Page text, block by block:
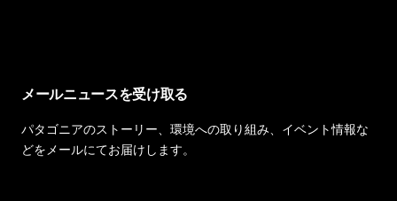
メールニュースを受け取る
パタゴニアのストーリー、環境への取り組み、イベント情報な
どをメールにてお届けします。